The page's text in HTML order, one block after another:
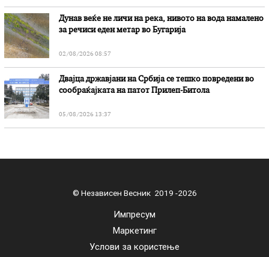
Дунав веќе не личи на река, нивото на вода намалено
за речиси еден метар во Бугарија
02/08/2026 08:57
Двајца државјани на Србија се тешко повредени во
сообраќајката на патот Прилеп-Битола
05/08/2026 13:37
© Независен Весник 2019 -2026
Импресум
Маркетинг
Услови за користење